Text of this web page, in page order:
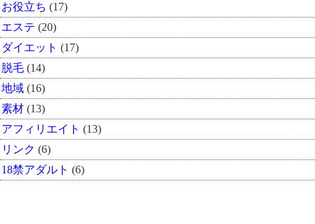
お役立ち (17)
エステ (20)
ダイエット (17)
脱毛 (14)
地域 (16)
素材 (13)
アフィリエイト (13)
リンク (6)
18禁アダルト (6)